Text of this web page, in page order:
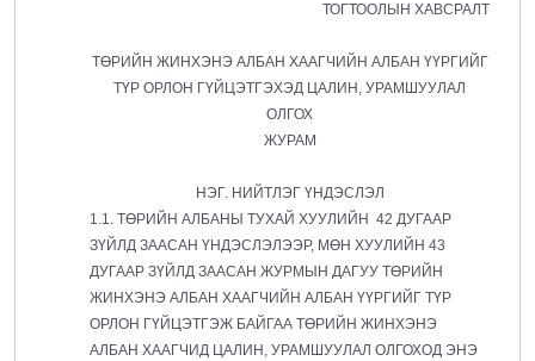
ТОГТООЛЫН ХАВСРАЛТ
ТӨРИЙН ЖИНХЭНЭ АЛБАН ХААГЧИЙН АЛБАН ҮҮРГИЙГ
ТҮР ОРЛОН ГҮЙЦЭТГЭХЭД ЦАЛИН, УРАМШУУЛАЛ
ОЛГОХ
ЖУРАМ
НЭГ. НИЙТЛЭГ ҮНДЭСЛЭЛ
1.1. ТӨРИЙН АЛБАНЫ ТУХАЙ ХУУЛИЙН 42 ДУГААР
ЗҮЙЛД ЗААСАН ҮНДЭСЛЭЛЭЭР, МӨН ХУУЛИЙН 43
ДУГААР ЗҮЙЛД ЗААСАН ЖУРМЫН ДАГУУ ТӨРИЙН
ЖИНХЭНЭ АЛБАН ХААГЧИЙН АЛБАН ҮҮРГИЙГ ТҮР
ОРЛОН ГҮЙЦЭТГЭЖ БАЙГАА ТӨРИЙН ЖИНХЭНЭ
АЛБАН ХААГЧИД ЦАЛИН, УРАМШУУЛАЛ ОЛГОХОД ЭНЭ